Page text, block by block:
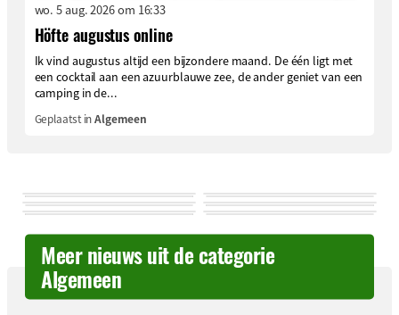
wo. 5 aug. 2026 om 16:33
Höfte augustus online
Ik vind augustus altijd een bijzondere maand. De één ligt met
een cocktail aan een azuurblauwe zee, de ander geniet van een
camping in de...
Geplaatst inAlgemeen
Meer nieuws uit de categorie
Algemeen